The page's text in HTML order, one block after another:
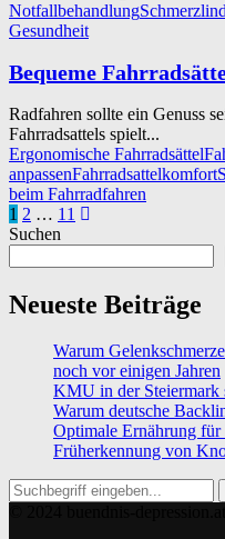
Notfallbehandlung
Gesundheit
Bequeme
Radfahren sollte ein Genuss
Fahrradsattels spielt...
Ergonomische Fahrradsättel
anpassenFahrradsattelkomfort
beim Fahrradfahren
der
Beiträge
1 2 … 11
Suchen
Neueste Beiträge
Warum
noch vor einigen Jahren
KMU in der Steiermark
Warum deutsche
Optimale Ernährung
Früherkennung von
Search
for: